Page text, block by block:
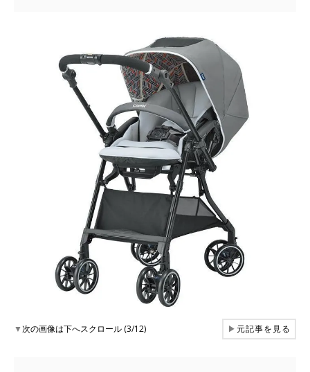
▼次の画像は下へスクロール (3/12) ▶元記事を見る